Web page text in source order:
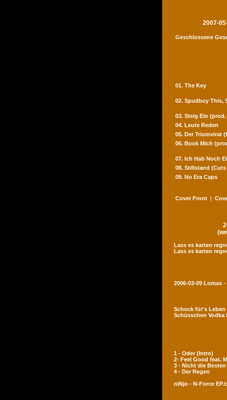
2007-
Geschlossene
01. The Key
02. Spudboy This,
03. Steig Ein
04. Leute Reden
05. Der Triumvirat
06. Book Mich
07. Ich Hab Noch
08. Stillstand
09. No Era Caps
Cover Front |
Lass es karten
Lass es karten
2006-03-09 Lomax
Schock für's
Schüsschen Vodka
1 - Oder (Intro)
2- Feel Good feat.
3 - Nicht die Besten
4 - Der Regen
niNjo - N-Force